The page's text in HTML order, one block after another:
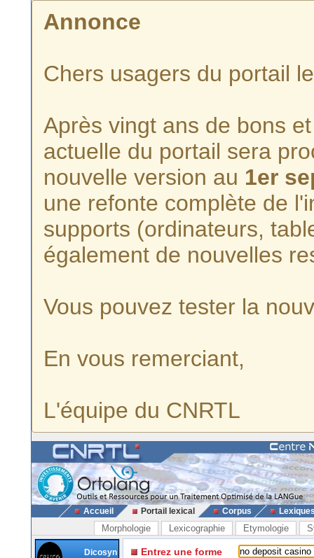
Annonce
Chers usagers du portail
Après vingt ans de bons
actuelle du portail sera
nouvelle version au 1er
une refonte complète de
supports (ordinateurs,
également de nouvelles
Vous pouvez tester la
En vous remerciant,
L'équipe du CNRTL
Accueil Portail lexical Corpus
Morphologie Lexicographie Etymologie
Dicosyn
Entrez une forme